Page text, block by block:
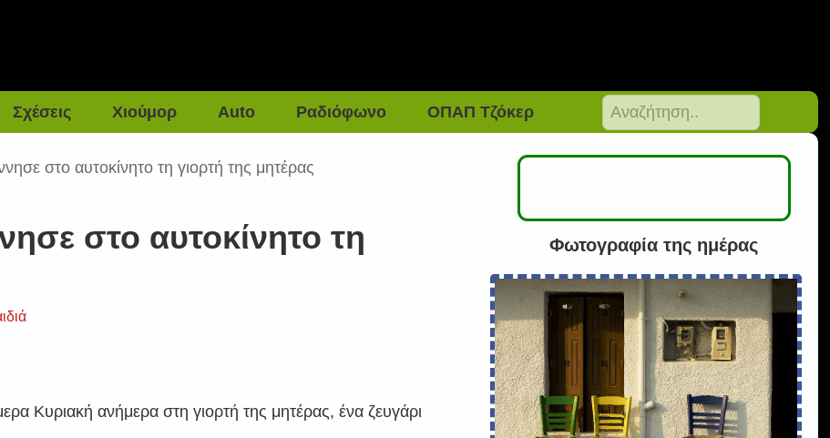
Σχέσεις Χιούμορ Auto Ραδιόφωνο ΟΠΑΠ Τζόκερ
στο αυτοκίνητο τη γιορτή της μητέρας
στο αυτοκίνητο τη
Κυριακή ανήμερα στη γιορτή της μητέρας, ένα ζευγάρι
Φωτογραφία της ημέρας